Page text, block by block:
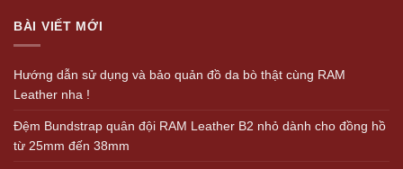
BÀI VIẾT MỚI
Hướng dẫn sử dụng và bảo quản đồ da bò thật cùng RAM
Leather nha !
Đệm Bundstrap quân đội RAM Leather B2 nhỏ dành cho đồng hồ
từ 25mm đến 38mm